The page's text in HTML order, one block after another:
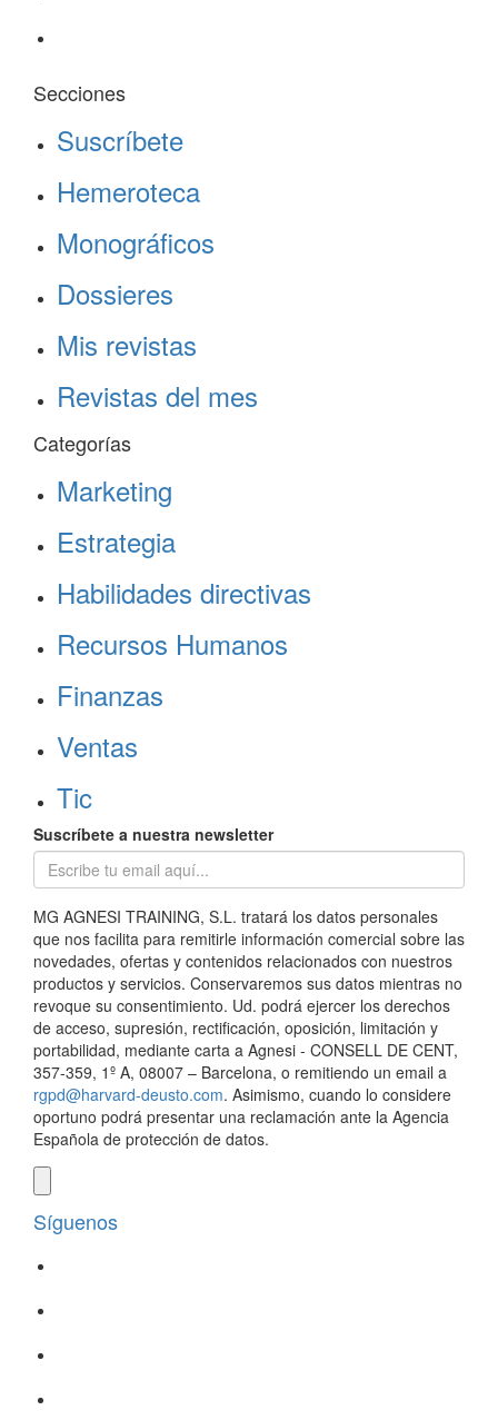
Secciones
Suscríbete
Hemeroteca
Monográficos
Dossieres
Mis revistas
Revistas del mes
Categorías
Marketing
Estrategia
Habilidades directivas
Recursos Humanos
Finanzas
Ventas
Tic
Suscríbete a nuestra newsletter
MG AGNESI TRAINING, S.L. tratará los datos personales
que nos facilita para remitirle información comercial sobre las
novedades, ofertas y contenidos relacionados con nuestros
productos y servicios. Conservaremos sus datos mientras no
revoque su consentimiento. Ud. podrá ejercer los derechos
de acceso, supresión, rectificación, oposición, limitación y
portabilidad, mediante carta a Agnesi - CONSELL DE CENT,
357-359, 1º A, 08007 – Barcelona, o remitiendo un email a
rgpd@harvard-deusto.com. Asimismo, cuando lo considere
oportuno podrá presentar una reclamación ante la Agencia
Española de protección de datos.
Síguenos